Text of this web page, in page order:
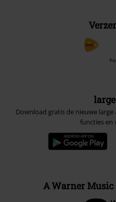
Download gratis de nieuwe
functies en
A Warner Music